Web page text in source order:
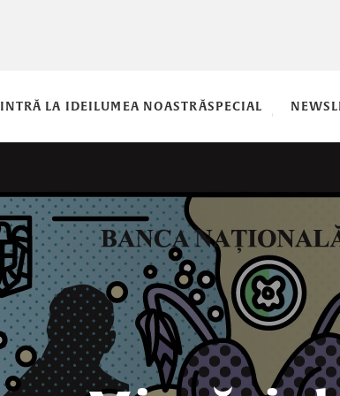
INTRĂ LA IDEILUMEA NOASTRĂSPECIAL